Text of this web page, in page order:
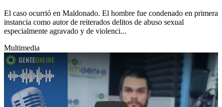
El caso ocurrió en Maldonado. El hombre fue condenado en primera
instancia como autor de reiterados delitos de abuso sexual
especialmente agravado y de violenci...
Multimedia